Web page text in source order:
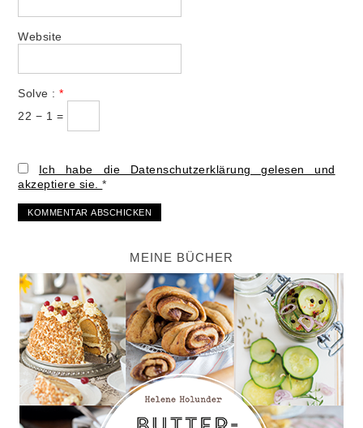
Website
Solve :*
22 − 1 =
Ich habe die Datenschutzerklärung gelesen und
akzeptiere sie.*
MEINE BÜCHER